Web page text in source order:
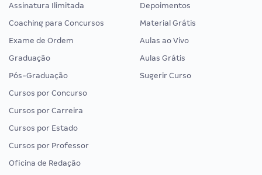
Assinatura Ilimitada
Coaching para Concursos
Exame de Ordem
Graduação
Pós-Graduação
Cursos por Concurso
Cursos por Carreira
Cursos por Estado
Cursos por Professor
Oficina de Redação
Depoimentos
Material Grátis
Aulas ao Vivo
Aulas Grátis
Sugerir Curso